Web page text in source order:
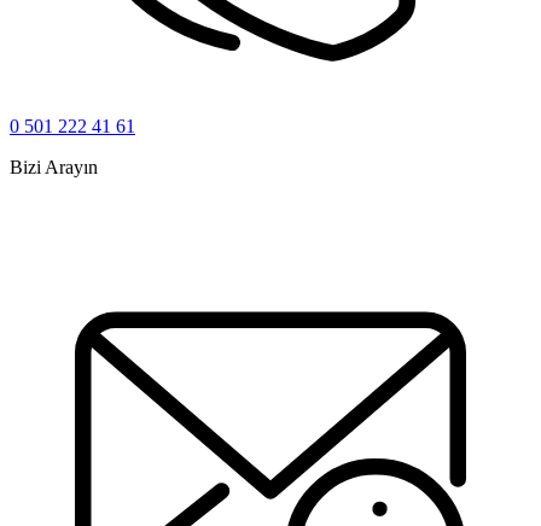
0 501 222 41 61
Bizi Arayın